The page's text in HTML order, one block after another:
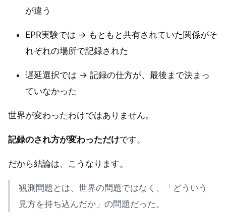
が違う
EPR実験では → もともと共有されていた関係がそ
れぞれの場所で記録された
遅延選択では → 記録の仕方が、最後まで決まっ
ていなかった
世界が変わったわけではありません。
記録のされ方が変わっただけです。
だから結論は、こうなります。
観測問題とは、世界の問題ではなく、「どういう
見方を持ち込んだか」の問題だった。